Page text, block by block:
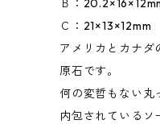
Ｂ：
Ｃ：
アメリカとカナダ
原石です。
何の変哲もない丸
内包されている